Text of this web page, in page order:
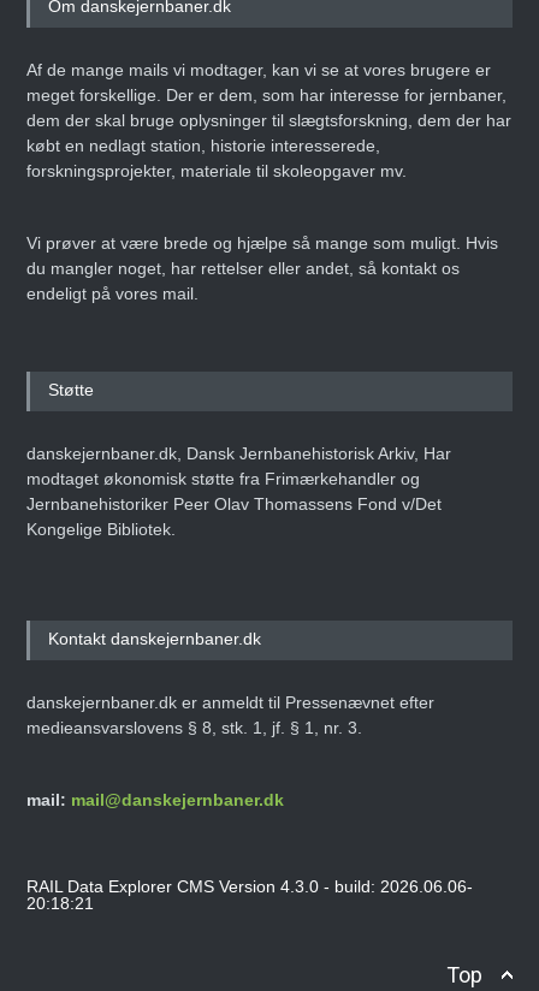
Om danskejernbaner.dk
Af de mange mails vi modtager, kan vi se at vores brugere er
meget forskellige. Der er dem, som har interesse for jernbaner,
dem der skal bruge oplysninger til slægtsforskning, dem der har
købt en nedlagt station, historie interesserede,
forskningsprojekter, materiale til skoleopgaver mv.
Vi prøver at være brede og hjælpe så mange som muligt. Hvis
du mangler noget, har rettelser eller andet, så kontakt os
endeligt på vores mail.
Støtte
danskejernbaner.dk, Dansk Jernbanehistorisk Arkiv, Har
modtaget økonomisk støtte fra Frimærkehandler og
Jernbanehistoriker Peer Olav Thomassens Fond v/Det
Kongelige Bibliotek.
Kontakt danskejernbaner.dk
danskejernbaner.dk er anmeldt til Pressenævnet efter
medieansvarslovens § 8, stk. 1, jf. § 1, nr. 3.
mail: mail@danskejernbaner.dk
RAIL Data Explorer CMS Version 4.3.0 - build: 2026.06.06-
20:18:21
Top